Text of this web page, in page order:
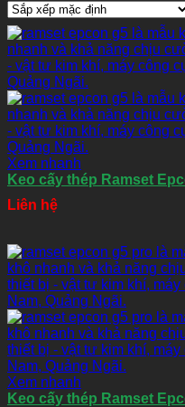
Xem nhanh
Keo cấy thép Ramset
Liên hệ
Xem nhanh
Keo cấy thép Ramset